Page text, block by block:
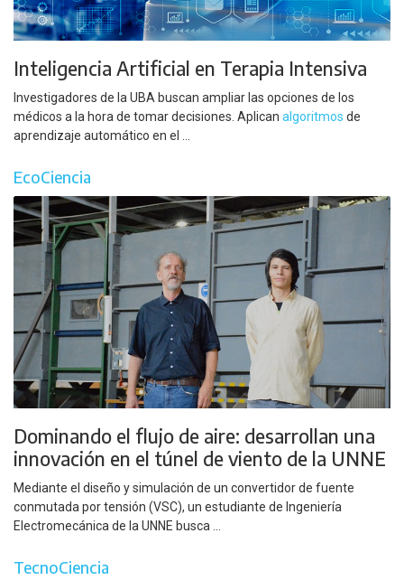
Inteligencia Artificial en Terapia Intensiva
Investigadores de la UBA buscan ampliar las opciones de los
médicos a la hora de tomar decisiones. Aplican algoritmos de
aprendizaje automático en el ...
EcoCiencia
Dominando el flujo de aire: desarrollan una
innovación en el túnel de viento de la UNNE
Mediante el diseño y simulación de un convertidor de fuente
conmutada por tensión (VSC), un estudiante de Ingeniería
Electromecánica de la UNNE busca ...
TecnoCiencia